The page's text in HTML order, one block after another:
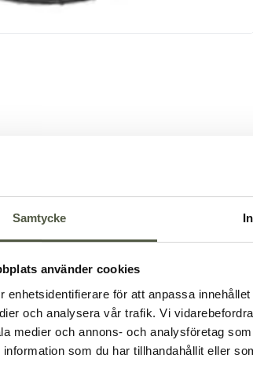
Samtycke
använder cookies
enhetsidentifierare för att anpassa
och analysera vår trafik. Vi
medier och annons- och analysföretag
information som du har tillhandahållit eller
Handlar du som
Fortsätt som privatperson